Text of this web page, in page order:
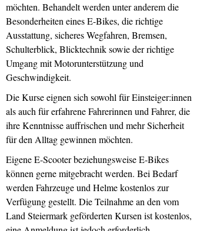
möchten. Behandelt werden unter anderem die
Besonderheiten eines E-Bikes, die richtige
Ausstattung, sicheres Wegfahren, Bremsen,
Schulterblick, Blicktechnik sowie der richtige
Umgang mit Motorunterstützung und
Geschwindigkeit.
Die Kurse eignen sich sowohl für Einsteiger:innen
als auch für erfahrene Fahrerinnen und Fahrer, die
ihre Kenntnisse auffrischen und mehr Sicherheit
für den Alltag gewinnen möchten.
Eigene E-Scooter beziehungsweise E-Bikes
können gerne mitgebracht werden. Bei Bedarf
werden Fahrzeuge und Helme kostenlos zur
Verfügung gestellt. Die Teilnahme an den vom
Land Steiermark geförderten Kursen ist kostenlos,